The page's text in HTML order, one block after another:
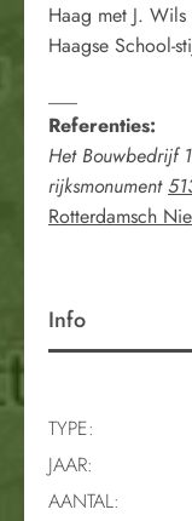
Haag met J.
Haagse School-
Referenties:
Het Bouwbedrijf
rijksmonument
Rotterdamsch
Info
TYPE:
JAAR:
AANTAL: